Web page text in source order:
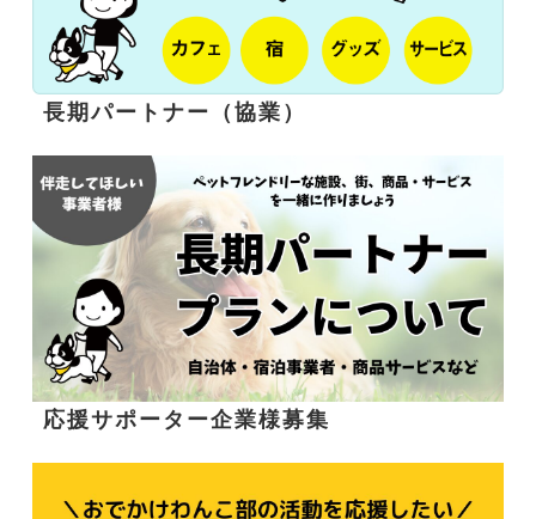
長期パートナー（協業）
応援サポーター企業様募集